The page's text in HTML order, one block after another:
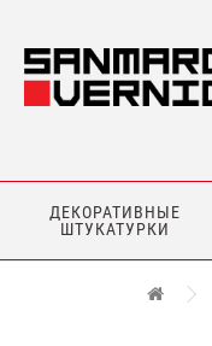
ДЕКОРАТИВНЫЕ
ШТУКАТУРКИ